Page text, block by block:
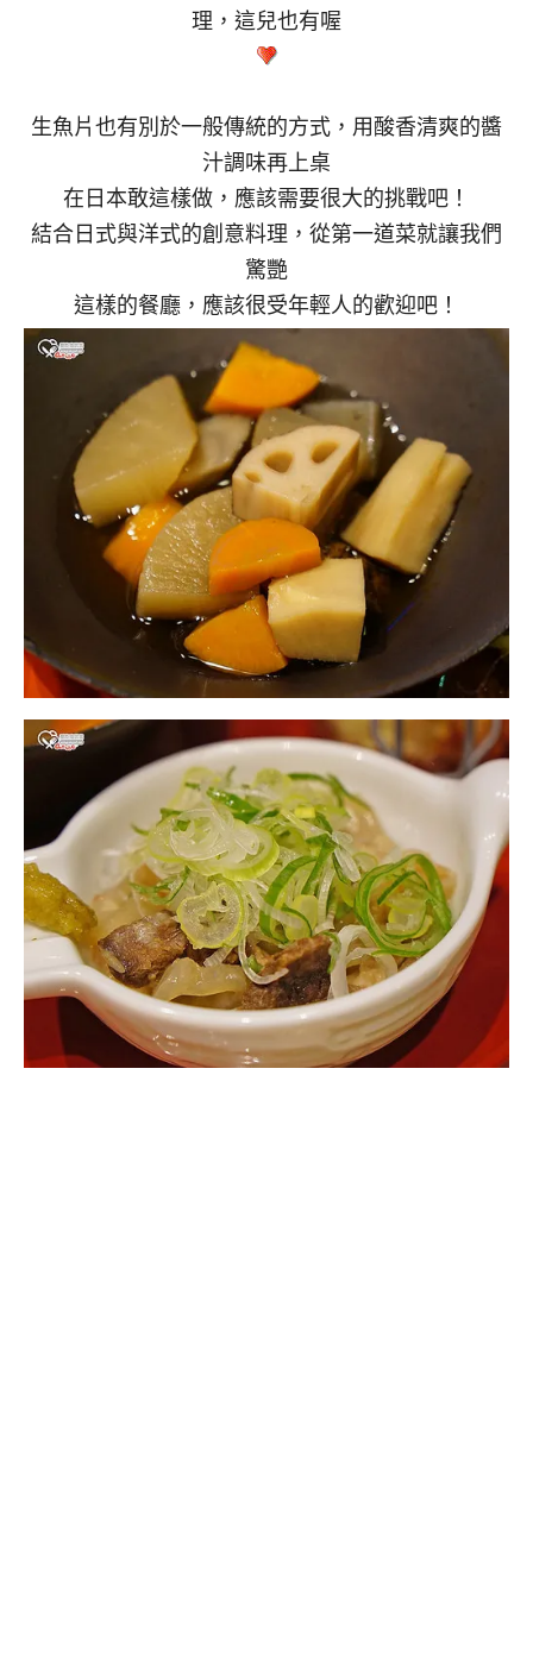
理，這兒也有喔
生魚片也有別於一般傳統的方式，用酸香清爽的醬
汁調味再上桌
在日本敢這樣做，應該需要很大的挑戰吧！
結合日式與洋式的創意料理，從第一道菜就讓我們
驚艷
這樣的餐廳，應該很受年輕人的歡迎吧！